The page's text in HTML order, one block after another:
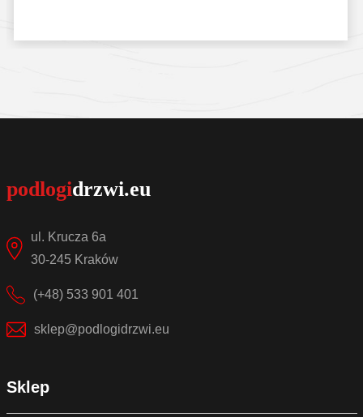
ul. Krucza 6a
30-245 Kraków
(+48) 533 901 401
sklep@podlogidrzwi.eu
Sklep